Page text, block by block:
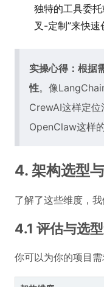
独特的工具委
叉-定制”来快速
实操心得：根据
性。像
CrewAI这样定
OpenClaw这样
4. 架构选型
了解了这些维度，
4.1 评估与选
你可以为你的项目